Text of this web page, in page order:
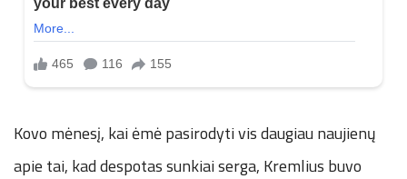
Kovo mėnesį, kai ėmė pasirodyti vis daugiau naujienų
apie tai, kad despotas sunkiai serga, Kremlius buvo